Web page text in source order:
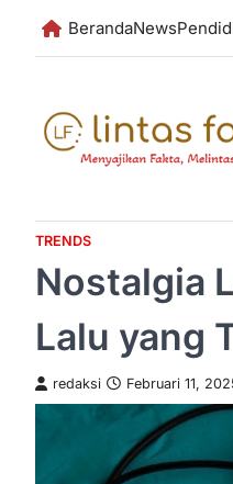
BerandaNews
TRENDS
Nostalgia
Lalu yang
redaksi Februari 11,